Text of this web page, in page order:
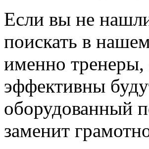
Если вы не
поискать в
именно тренеры,
эффективны
оборудованный
заменит